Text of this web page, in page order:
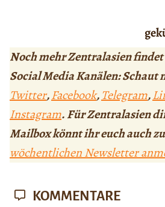
Noch mehr Zentralasien
Social Media Kanälen: Schaut
Twitter,Facebook,Telegram,
Instagram. Für Zentralasien
Mailbox könnt ihr euch auch
wöchentlichen Newsletter
KOMMENTARE